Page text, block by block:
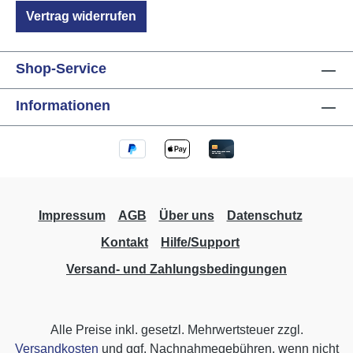
1.000.000 Schaltzyklen Schaltleistung:
empfohlen max. 800W Einschaltstrom: max.
bis +40°C Luftfeuchtigkeit: max. 80% rel.,
Verwendung in ortsfester Installation nach
in UP-Dose, nur ortsfeste Installation
Abmessungen (BxTxH): 50mm Ø x 22mm
Vertrag widerrufen
Shop-Service
Informationen
Impressum AGB Über uns
Datenschutz
Kontakt
Hilfe/Support
Versand- und Zahlungsbedingungen
Alle Preise inkl. gesetzl. Mehrwertsteuer zzgl.
Versandkosten und ggf. Nachnahmegebühren, wenn nicht